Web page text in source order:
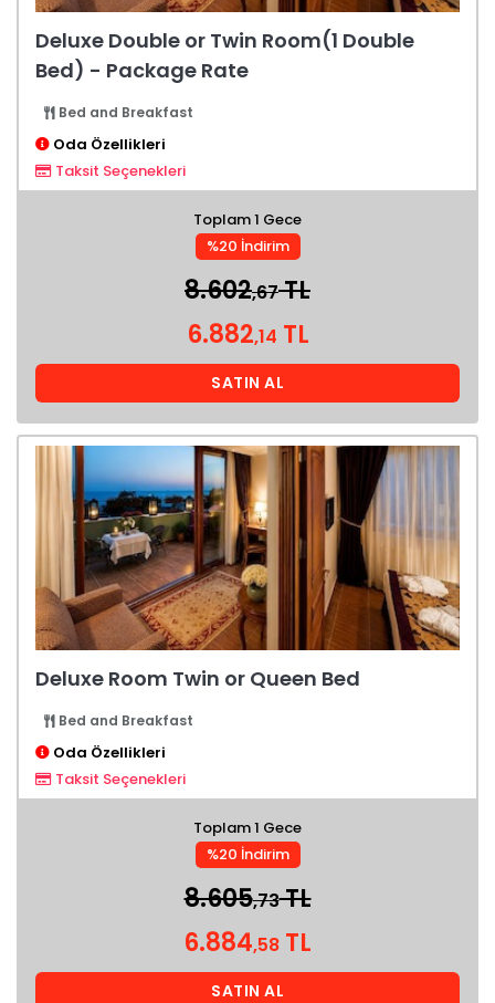
Deluxe Double or Twin Room(1 Double
Bed) - Package Rate
Bed and Breakfast
Oda Özellikleri
Taksit Seçenekleri
Toplam 1 Gece
%20 İndirim
8.602,67TL
6.882,14 TL
SATIN AL
Deluxe Room Twin or Queen Bed
Bed and Breakfast
Oda Özellikleri
Taksit Seçenekleri
Toplam 1 Gece
%20 İndirim
8.605,73TL
6.884,58 TL
SATIN AL